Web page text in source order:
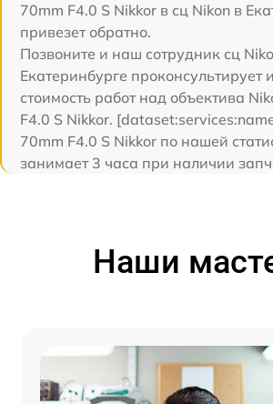
70mm F4.0 S Nikkor в сц Nikon в
привезет обратно.
Позвоните и наш сотрудник сц
Екатеринбурге проконсультирует
стоимость работ над объектива
F4.0 S Nikkor.
70mm F4.0 S Nikkor по нашей
занимает 3 часа при наличии
Наши